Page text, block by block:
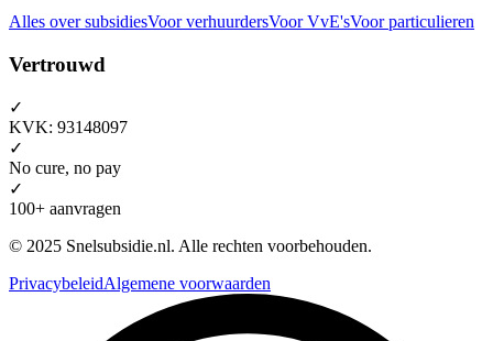
Alles over subsidiesVoor verhuurdersVoor VvE'sVoor particulieren
Vertrouwd
✓
KVK: 93148097
✓
No cure, no pay
✓
100+ aanvragen
© 2025 Snelsubsidie.nl. Alle rechten voorbehouden.
PrivacybeleidAlgemene voorwaarden